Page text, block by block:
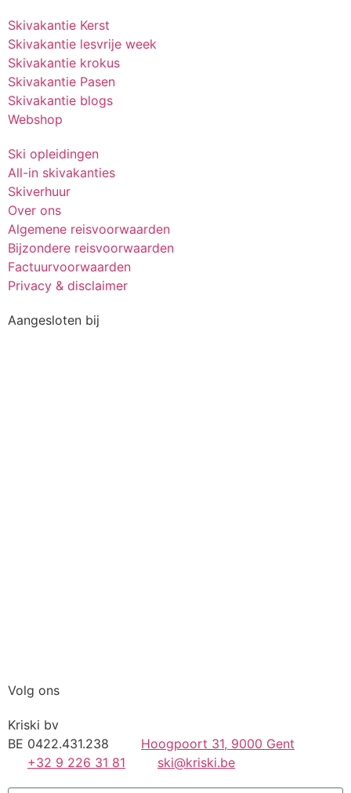
Skivakantie Kerst
Skivakantie lesvrije week
Skivakantie krokus
Skivakantie Pasen
Skivakantie blogs
Webshop
Ski opleidingen
All-in skivakanties
Skiverhuur
Over ons
Algemene reisvoorwaarden
Bijzondere reisvoorwaarden
Factuurvoorwaarden
Privacy & disclaimer
Aangesloten bij
Volg ons
Kriski bv
BE 0422.431.238
Hoogpoort 31, 9000 Gent
+32 9 226 31 81
ski@kriski.be